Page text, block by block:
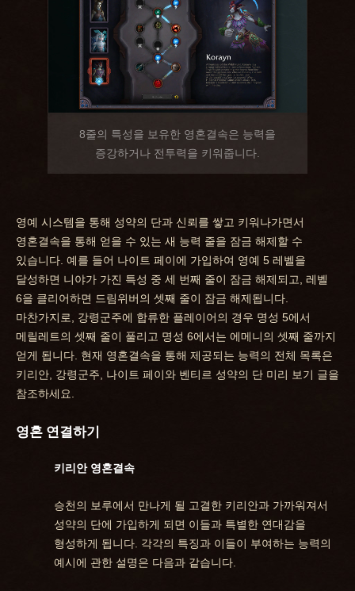
8줄의 특성을 보유한 영혼결속은 능력을
증강하거나 전투력을 키워줍니다.
영예 시스템을 통해 성약의 단과 신뢰를 쌓고 키워나가면서
영혼결속을 통해 얻을 수 있는 새 능력 줄을 잠금 해제할 수
있습니다. 예를 들어 나이트 페이에 가입하여 영예 5 레벨을
달성하면 니야가 가진 특성 중 세 번째 줄이 잠금 해제되고, 레벨
6을 클리어하면 드림위버의 셋째 줄이 잠금 해제됩니다.
마찬가지로, 강령군주에 합류한 플레이어의 경우 명성 5에서
메릴레트의 셋째 줄이 풀리고 명성 6에서는 에메니의 셋째 줄까지
얻게 됩니다. 현재 영혼결속을 통해 제공되는 능력의 전체 목록은
키리안, 강령군주, 나이트 페이와 벤티르 성약의 단 미리 보기 글을
참조하세요.
영혼 연결하기
키리안 영혼결속
승천의 보루에서 만나게 될 고결한 키리안과 가까워져서
성약의 단에 가입하게 되면 이들과 특별한 연대감을
형성하게 됩니다. 각각의 특징과 이들이 부여하는 능력의
예시에 관한 설명은 다음과 같습니다.